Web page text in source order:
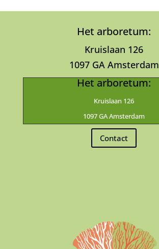
Het arboretum:
Kruislaan 126
1097 GA Amsterdam
Het arboretum:
Kruislaan 126
1097 GA Amsterdam
Contact